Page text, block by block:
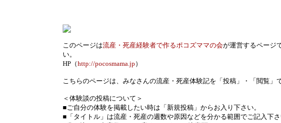
このページは流産・死産経験者で作るポコズママの会が運営するページ
い。
HP（http://pocosmama.jp ）
こちらのページは、みなさんの流産・死産体験記を「投稿」・「閲覧」
＜体験談の投稿について＞
■ご自分の体験を掲載したい時は「新規投稿」からお入り下さい。
■「タイトル」は流産・死産の週数や原因などを分かる範囲でご記入下さ